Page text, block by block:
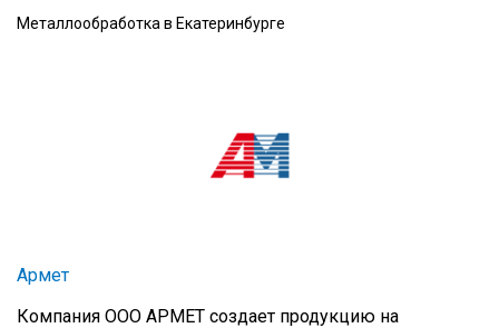
Металлообработка в Екатеринбурге
Армет
Компания ООО АРМЕТ создает продукцию на